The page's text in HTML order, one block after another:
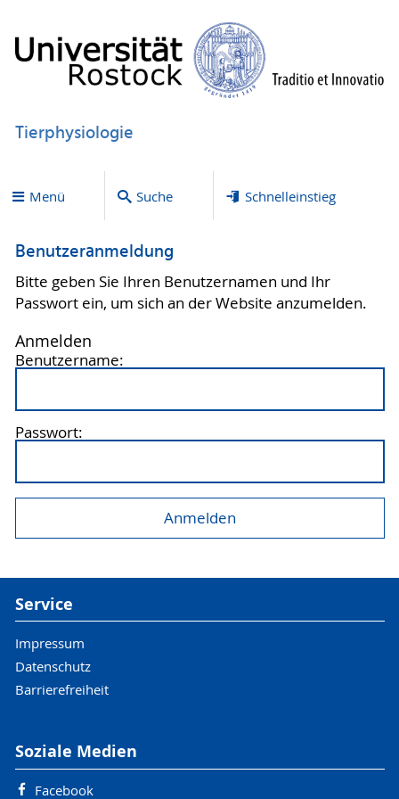
Tierphysiologie
Menü Suche Schnelleinstieg
Benutzeranmeldung
Bitte geben Sie Ihren Benutzernamen und Ihr
Passwort ein, um sich an der Website anzumelden.
Anmelden
Benutzername:
Passwort:
Service
Impressum
Datenschutz
Barrierefreiheit
Soziale Medien
Facebook